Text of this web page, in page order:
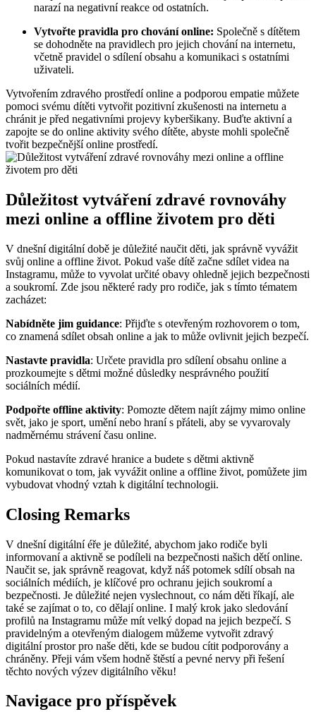
narazí na negativní reakce od ostatních.
Vytvořte pravidla pro chování online: Společně s dítětem
se dohodněte na pravidlech pro jejich chování na internetu,
včetně pravidel o sdílení obsahu a komunikaci s ostatními
uživateli.
Vytvořením zdravého prostředí online a podporou empatie můžete
pomoci svému dítěti vytvořit pozitivní zkušenosti na internetu a
chránit je před negativními projevy kyberšikany. Buďte aktivní a
zapojte se do online aktivity svého dítěte, abyste mohli společně
tvořit bezpečnější online prostředí.
Důležitost vytváření zdravé rovnováhy
mezi online a offline životem pro děti
V dnešní digitální době je důležité naučit děti, jak správně vyvážit
svůj online a offline život. Pokud vaše dítě začne sdílet videa na
Instagramu, může to vyvolat určité obavy ohledně jejich bezpečnosti
a soukromí. Zde jsou některé rady pro rodiče, jak s tímto tématem
zacházet:
Nabídněte jim guidance: Přijďte s otevřeným rozhovorem o tom,
co znamená sdílet obsah online a jak to může ovlivnit jejich bezpečí.
Nastavte pravidla: Určete pravidla pro sdílení obsahu online a
prozkoumejte s dětmi možné důsledky nesprávného použití
sociálních médií.
Podpořte offline aktivity: Pomozte dětem najít zájmy mimo online
svět, jako je sport, umění nebo hraní s přáteli, aby se vyvarovaly
nadměrnému strávení času online.
Pokud nastavíte zdravé hranice a budete s dětmi aktivně
komunikovat o tom, jak vyvážit online a offline život, pomůžete jim
vybudovat vhodný vztah k digitální technologii.
Closing Remarks
V dnešní digitální éře je důležité, abychom jako rodiče byli
informovaní a aktivně se podíleli na bezpečnosti našich dětí online.
Naučit se, jak správně reagovat, když náš potomek sdílí obsah na
sociálních médiích, je klíčové pro ochranu jejich soukromí a
bezpečnosti. Je důležité nejen vyslechnout, co nám děti říkají, ale
také se zajímat o to, co dělají online. I malý krok jako sledování
profilů na Instagramu může mít velký dopad na jejich bezpečí. S
pravidelným a otevřeným dialogem můžeme vytvořit zdravý
digitální prostor pro naše děti, kde se budou cítit podporovány a
chráněny. Přeji vám všem hodně štěstí a pevné nervy při řešení
těchto nových výzev digitálního věku!
Navigace pro příspěvek